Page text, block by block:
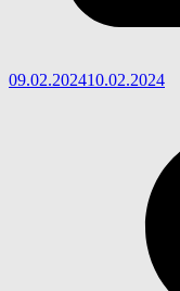
09.02.202410.02.2024